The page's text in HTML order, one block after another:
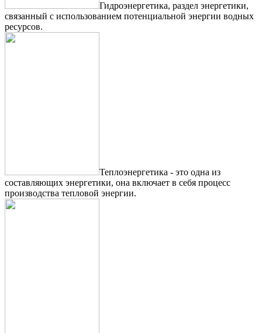
Гидроэнергетика, раздел энергетики,
связанный с использованием потенциальной энергии водных
ресурсов.
Теплоэнергетика - это одна из
составляющих энергетики, она включает в себя процесс
производства тепловой энергии.